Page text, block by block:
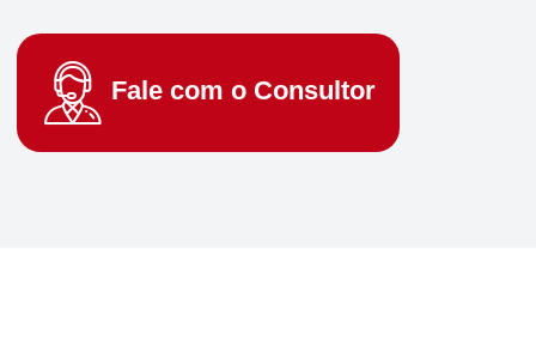
Fale com o Consultor